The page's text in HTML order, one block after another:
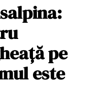
pe
este